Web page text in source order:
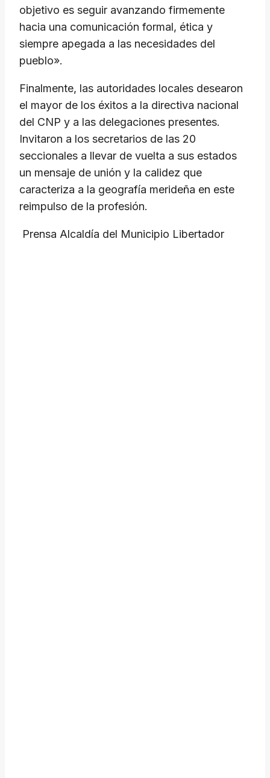
objetivo es seguir avanzando firmemente
hacia una comunicación formal, ética y
siempre apegada a las necesidades del
pueblo».
​Finalmente, las autoridades locales desearon
el mayor de los éxitos a la directiva nacional
del CNP y a las delegaciones presentes.
Invitaron a los secretarios de las 20
seccionales a llevar de vuelta a sus estados
un mensaje de unión y la calidez que
caracteriza a la geografía merideña en este
reimpulso de la profesión.
​ Prensa Alcaldía del Municipio Libertador